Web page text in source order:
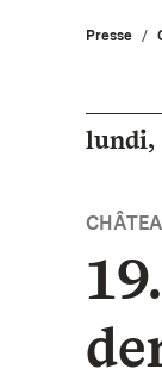
Presse
lundi,